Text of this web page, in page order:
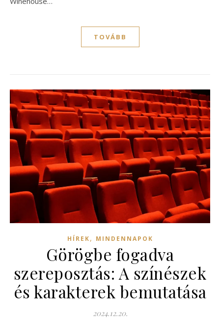
TOVÁBB
HÍREK, MINDENNAPOK
Görögbe fogadva
szereposztás: A színészek
és karakterek bemutatása
2024.12.20.